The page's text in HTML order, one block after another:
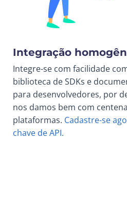
Integração
Integre-se com facilidade
biblioteca de SDKs e
para desenvolvedores, por
nos damos bem com
plataformas. Cadastre-se
chave de API.